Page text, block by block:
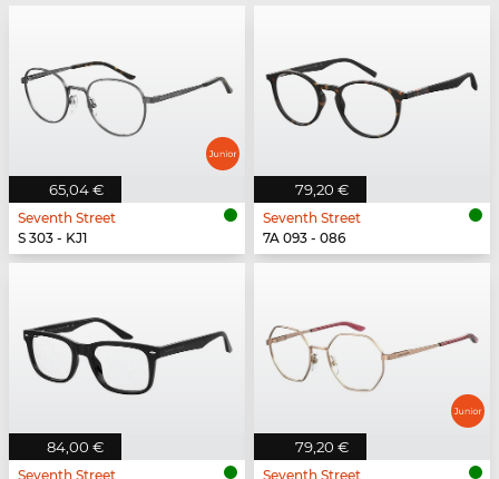
65,04 €
Seventh Street
S 303 - KJ1
79,20 €
Seventh Street
7A 093 - 086
84,00 €
Seventh Street
79,20 €
Seventh Street